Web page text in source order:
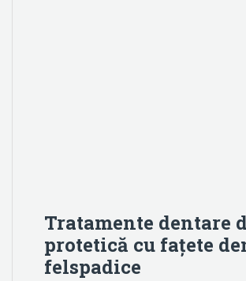
Tratamente dentare
protetică cu fațete
felspadice